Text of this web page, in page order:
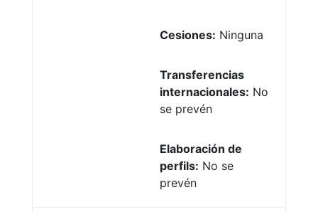
Cesiones: Ninguna
Transferencias
internacionales: No
se prevén
Elaboración de
perfils: No se
prevén